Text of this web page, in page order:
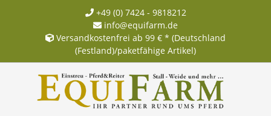
+49 (0) 7424 - 9818212
info@equifarm.de
Versandkostenfrei ab 99 € * (Deutschland
(Festland)/paketfähige Artikel)